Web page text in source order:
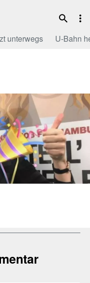
unterwegs U-Bahn